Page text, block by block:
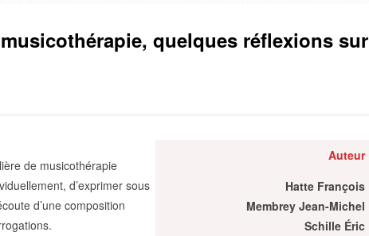
quelques réflexions sur
de musicothérapie
d’exprimer sous
d’une composition
Auteur
Hatte François
Membrey Jean-Michel
Schille Éric